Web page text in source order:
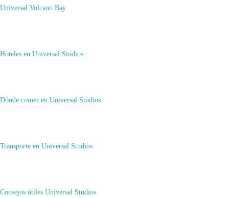
Universal Volcano Bay
Hoteles en Universal Studios
Dónde comer en Universal Studios
Transporte en Universal Studios
Consejos útiles Universal Studios